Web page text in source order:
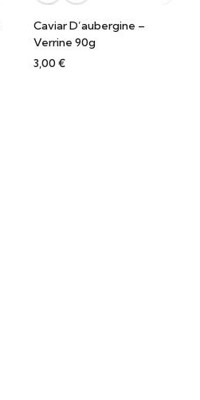
Caviar D’aubergine –
Verrine 90g
3,00 €